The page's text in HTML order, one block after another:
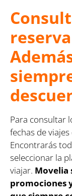
Para consultar
fechas de
Encontrarás
seleccionar la
viajar. Movelia
promociones